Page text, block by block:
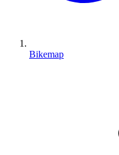
Bikemap